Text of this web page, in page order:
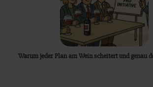
Warum jeder Plan am Wein scheitert und genau